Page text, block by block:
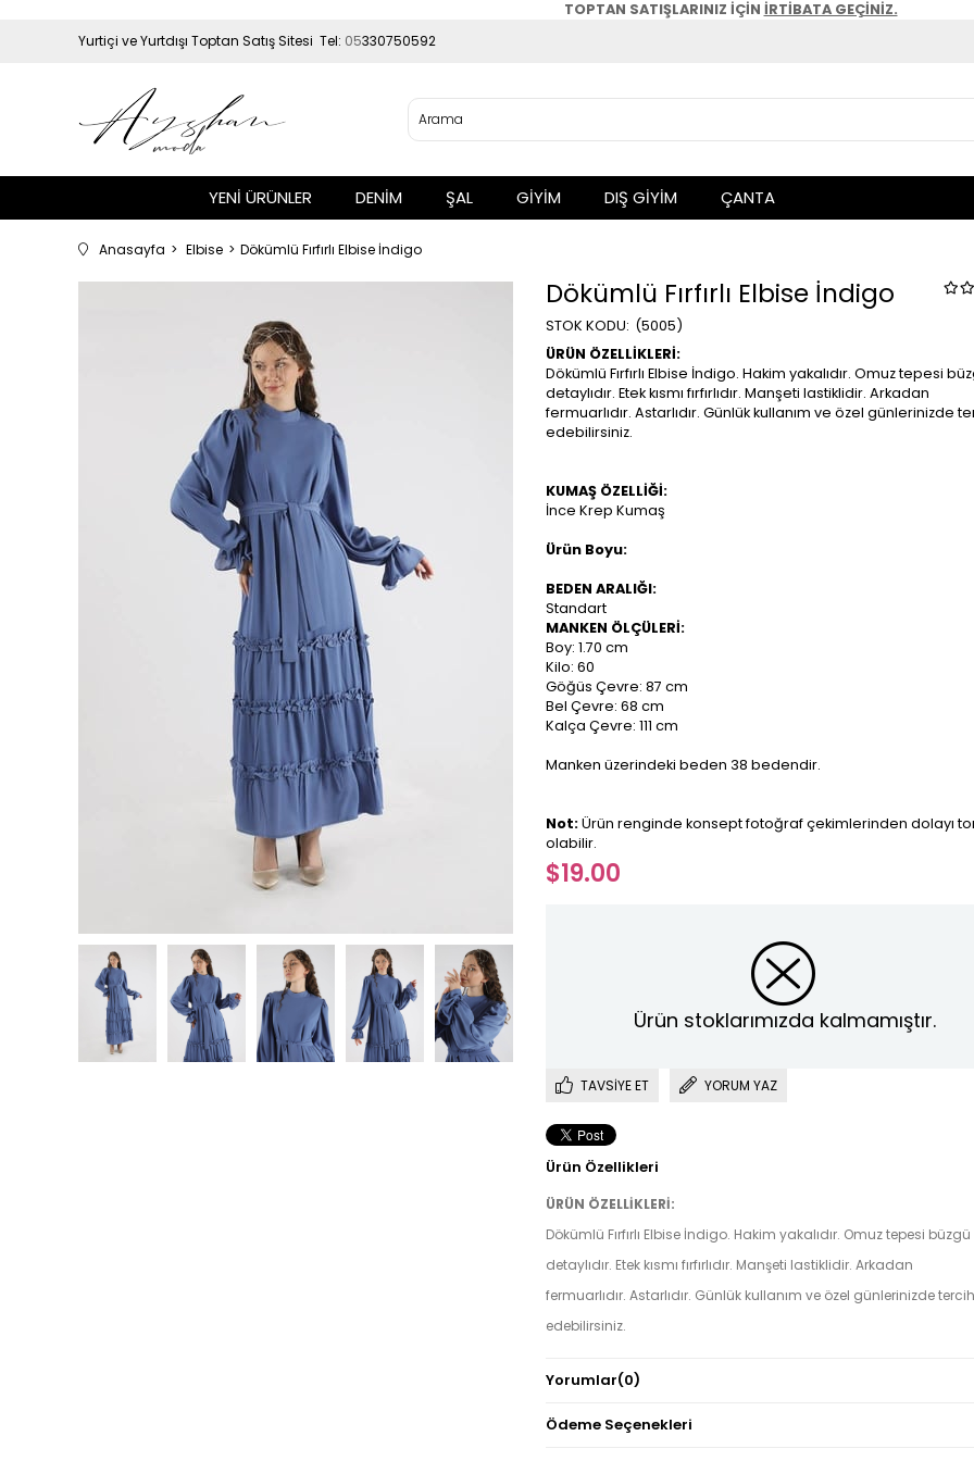
TOPTAN SATIŞLARINIZ İÇİN İRTİBATA GEÇİNİZ.
Yurtiçi ve Yurtdışı Toptan Satış Sitesi Tel: 05330750592
YENİ ÜRÜNLER DENİM ŞAL GİYİM DIŞ GİYİM ÇANTA
Anasayfa Elbise Dökümlü Fırfırlı Elbise İndigo
Dökümlü Fırfırlı Elbise İndigo
(5005)
ÜRÜN ÖZELLİKLERİ:
Dökümlü Fırfırlı Elbise İndigo. Hakim yakalıdır. Omuz tepesi
detaylıdır. Etek kısmı fırfırlıdır. Manşeti lastiklidir. Arkadan
fermuarlıdır. Astarlıdır. Günlük kullanım ve özel günlerinizde
edebilirsiniz.
KUMAŞ ÖZELLİĞİ:
İnce Krep Kumaş
Ürün Boyu:
BEDEN ARALIĞI:
Standart
MANKEN ÖLÇÜLERİ:
Boy: 1.70 cm
Kilo: 60
Göğüs Çevre: 87 cm
Bel Çevre: 68 cm
Kalça Çevre: 111 cm
Manken üzerindeki beden 38 bedendir.
Not:Ürün renginde konsept fotoğraf çekimlerinden dolayı
olabilir.
$19.00
Ürün stoklarımızda kalmamıştır.
TAVSIYE ET YORUM YAZ
Ürün Özellikleri
ÜRÜN ÖZELLİKLERİ:
Dökümlü Fırfırlı Elbise İndigo. Hakim yakalıdır. Omuz tepesi büzgü
detaylıdır. Etek kısmı fırfırlıdır. Manşeti lastiklidir. Arkadan
fermuarlıdır. Astarlıdır. Günlük kullanım ve özel günlerinizde tercih
edebilirsiniz.
KUMAŞ ÖZELLİĞİ:
Yorumlar(0)
Ödeme Seçenekleri